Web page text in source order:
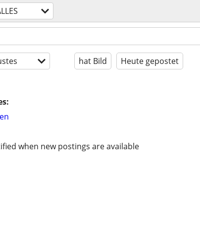
hat Bild Heute gepostet
when new postings are available